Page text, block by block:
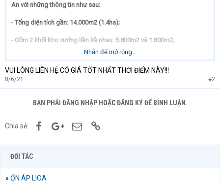
An với những thông tin như sau:
- Tổng diện tích gần: 14.000m2 (1.4ha);
- Gồm 2 khối kho xưởng liền kề nhau: 5.800m2 và 1.800m2;
- Văn phòng: 100m2, có nhà xe 200m2 và phòng bảo vệ;
- Xưởng thiết kế Chuẩn Công Nghiệp chiều cao nóc đỉnh 15m, 2 bên
- Sân bãi trước, sau, hành lang rộng lớn: gần 3.000m2;
- Pháp lý tư nhân sạch, ưu tiên ký hợp đồng lâu dài, hỗ trợ mức giá thuê
Nhấn để mở rộng...
VUI LÒNG LIÊN HỆ CÓ GIÁ TỐT NHẤT THỜI ĐIỂM NÀY!!!
8/6/21 #2
BẠN PHẢI ĐĂNG NHẬP HOẶC ĐĂNG KÝ ĐỂ BÌNH LUẬN.
Chia sẻ: FacebookGoogle+Email
ĐỐI TÁC
» ỔN ÁP LIOA